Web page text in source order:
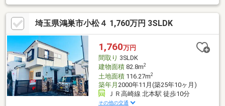
台確保でご家族全員分や来客の駐車も余裕・WIC2か所＋各所収納
でいつでもスッキリとした住まいに・LDK18.87帖のゆとりある
広々リビング・ルーフバルコニー・ウッドデッキ・南庭と屋外空
間が充実・浴室冷暖房乾燥機・ウォシュレット・TVモニターホン
など設備充実・築4年の築浅物件で状態良好・小学校まで徒歩約7
分の子育てしやすい環境・ドラッグストアまで徒歩約3分の便利な
生活環境
埼玉県鴻巣市小松４ 1,760万円 3SLDK
1,760万円
間取り 3SLDK
建物面積82.8m2
土地面積116.27m2
築年月 2000年11月(築25年10ヶ月)
ＪＲ高崎線 北本駅 徒歩10分
その他の交通